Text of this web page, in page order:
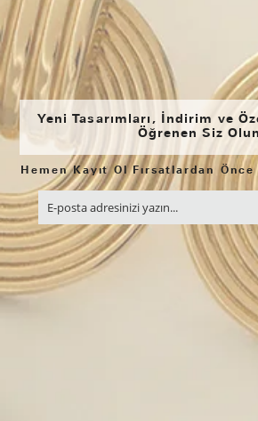
Yeni Tasarımları, İndirim ve
Öğrenen Siz Olun
Hemen Kayıt Ol Fırsatlardan